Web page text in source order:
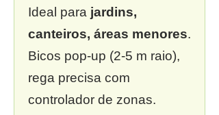
Ideal para jardins,
canteiros, áreas menores.
Bicos pop-up (2-5 m raio),
rega precisa com
controlador de zonas.